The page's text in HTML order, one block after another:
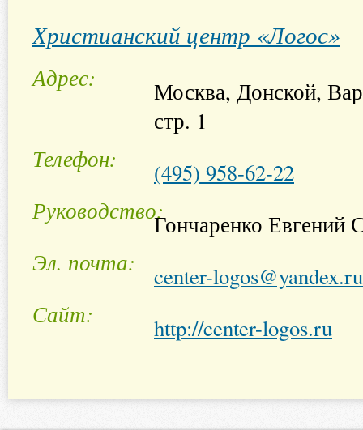
Христианский центр «Логос»
Адрес
Москва, Донской,
стр. 1
Телефон
(495) 958-62-22
РуководствоГончаренко Евгений
Эл. почта
center-logos@yandex.ru
Сайт
http://center-logos.ru